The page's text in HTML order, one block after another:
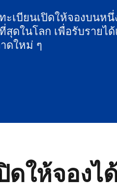
อนด์บี
ะเบียนเปิดให้จองบนห
สุดในโลก เพื่อรับรายไ
ดใหม่ ๆ
ดให้จองไ